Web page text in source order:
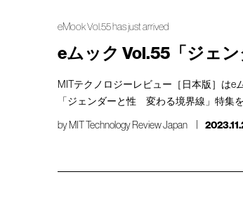
eMook Vol.55 has just arrived
eムック Vol.55「ジェ
MITテクノロジーレビュー［日本版］はeム
「ジェンダーと性 変わる境界線」特集を
byMIT Technology Review Japan